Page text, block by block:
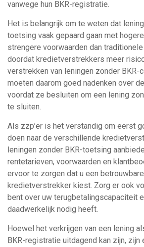
vanwege hun BKR-registratie.
Het is belangrijk om te weten dat
toetsing vaak gepaard gaan met
strengere voorwaarden dan
doordat kredietverstrekkers meer
verstrekken van leningen zonder BKR-
moeten daarom goed nadenken over
voordat ze besluiten om een lening
te sluiten.
Als zzp’er is het verstandig om eerst
doen naar de verschillende
leningen zonder BKR-toetsing
rentetarieven, voorwaarden en
ervoor te zorgen dat u een
kredietverstrekker kiest. Zorg er ook
bent over uw terugbetalingscapaciteit
daadwerkelijk nodig heeft.
Hoewel het verkrijgen van een lening
BKR-registratie uitdagend kan zijn, zijn